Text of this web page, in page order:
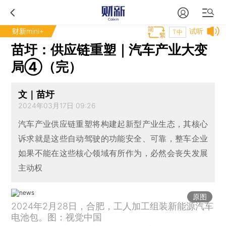
财新mini+ 试听
T中
苗圩：供应链重塑｜汽车产业大变
局④（完）
文｜苗圩
2024年03月17日 09:26
汽车产业供应链重塑将构建起新型产业生态，其核心
诉求就是这些自动驾驶的功能安全、可靠，整车企业
如果不能在这些核心领域有所作为，必然会丧失发展
主动权
原图
2024年2月28日，合肥，工人加工组装新能源汽车
电池包。图：视觉中国